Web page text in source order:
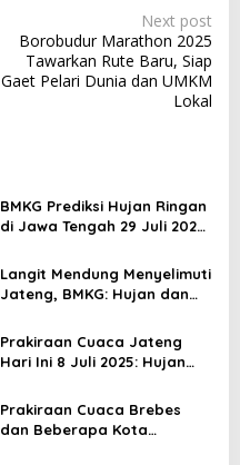
Next post
Borobudur Marathon 2025
Tawarkan Rute Baru, Siap
Gaet Pelari Dunia dan UMKM
Lokal
BMKG Prediksi Hujan Ringan
di Jawa Tengah 29 Juli 2025,
Capai 4 Meter
Langit Mendung Menyelimuti
Jateng, BMKG: Hujan dan
Wilayah Selatan
Prakiraan Cuaca Jateng
Hari Ini 8 Juli 2025: Hujan
Guyur Sejumlah Wilayah
Prakiraan Cuaca Brebes
dan Beberapa Kota